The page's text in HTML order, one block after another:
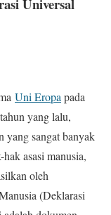
Uni Eropa pada
yang lalu,
yang sangat banyak
asasi manusia,
oleh
(Deklarasi